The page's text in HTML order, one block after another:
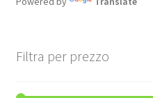
Filtra per prezzo